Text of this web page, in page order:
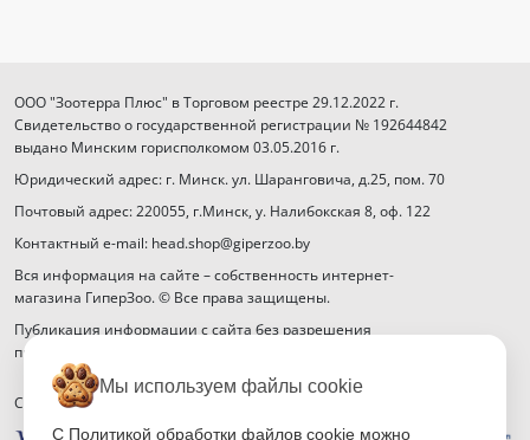
ООО "Зоотерра Плюс" в Торговом реестре 29.12.2022 г.
Свидетельство о государственной регистрации № 192644842
выдано Минским горисполкомом 03.05.2016 г.
Юридический адрес: г. Минск. ул. Шаранговича, д.25, пом. 70
Почтовый адрес: 220055, г.Минск, у. Налибокская 8, оф. 122
Контактный e-mail: head.shop@giperzoo.by
Вся информация на сайте – собственность интернет-
магазина ГиперЗоо. © Все права защищены.
Публикация информации с сайта без разрешения
правообладателя запрещена.
Способы оплаты
Мы используем файлы cookie
С Политикой обработки файлов cookie можно